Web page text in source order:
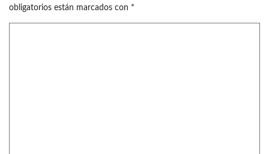
obligatorios están marcados con *